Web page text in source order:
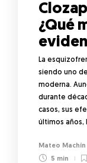
¿Qué
La
siendo uno
moderna.
durante
casos, sus
últimos años,
Mateo Machín
5 min